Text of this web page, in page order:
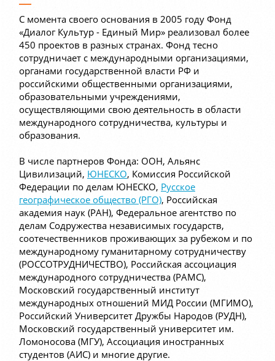
С момента своего основания в 2005 году Фонд
«Диалог Культур - Единый Мир» реализовал более
450 проектов в разных странах. Фонд тесно
сотрудничает с международными организациями,
органами государственной власти РФ и
российскими общественными организациями,
образовательными учреждениями,
осуществляющими свою деятельность в области
международного сотрудничества, культуры и
образования.
В числе партнеров Фонда: ООН, Альянс
Цивилизаций, ЮНЕСКО, Комиссия Российской
Федерации по делам ЮНЕСКО, Русское
географическое общество (РГО), Российская
академия наук (РАН), Федеральное агентство по
делам Содружества независимых государств,
соотечественников проживающих за рубежом и по
международному гуманитарному сотрудничеству
(РОССОТРУДНИЧЕСТВО), Российская ассоциация
международного сотрудничества (РАМС),
Московский государственный институт
международных отношений МИД России (МГИМО),
Российский Университет Дружбы Народов (РУДН),
Московский государственный университет им.
Ломоносова (МГУ), Ассоциация иностранных
студентов (АИС) и многие другие.